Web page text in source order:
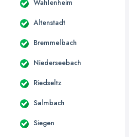
Wahlenheim
Altenstadt
Bremmelbach
Niederseebach
Riedseltz
Salmbach
Siegen